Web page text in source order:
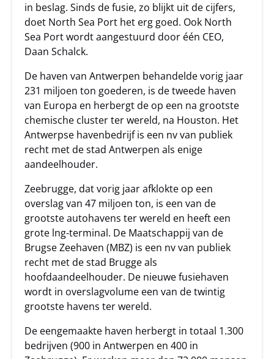
in beslag. Sinds de fusie, zo blijkt uit de cijfers,
doet North Sea Port het erg goed. Ook North
Sea Port wordt aangestuurd door één CEO,
Daan Schalck.
De haven van Antwerpen behandelde vorig jaar
231 miljoen ton goederen, is de tweede haven
van Europa en herbergt de op een na grootste
chemische cluster ter wereld, na Houston. Het
Antwerpse havenbedrijf is een nv van publiek
recht met de stad Antwerpen als enige
aandeelhouder.
Zeebrugge, dat vorig jaar afklokte op een
overslag van 47 miljoen ton, is een van de
grootste autohavens ter wereld en heeft een
grote lng-terminal. De Maatschappij van de
Brugse Zeehaven (MBZ) is een nv van publiek
recht met de stad Brugge als
hoofdaandeelhouder. De nieuwe fusiehaven
wordt in overslagvolume een van de twintig
grootste havens ter wereld.
De eengemaakte haven herbergt in totaal 1.300
bedrijven (900 in Antwerpen en 400 in